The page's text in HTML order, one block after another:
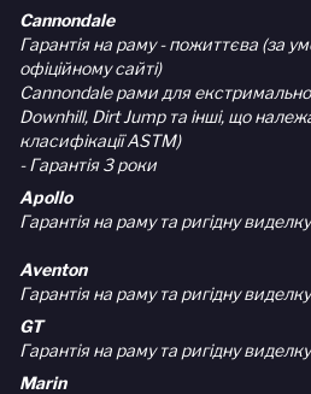
Cannondale
Гарантія на раму - пожиттєва (за
офіційному сайті)
Cannondale рами для
Downhill, Dirt Jump та інші, що
класифікації ASTM)
- Гарантія 3 роки
Apollo
Гарантія на раму та ригідну
Aventon
Гарантія на раму та ригідну
GT
Гарантія на раму та ригідну
Marin